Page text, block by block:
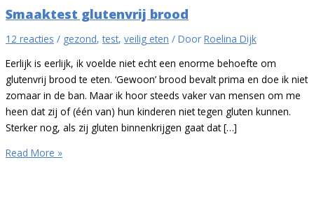
Smaaktest glutenvrij brood
12 reacties / gezond, test, veilig eten / Door Roelina Dijk
Eerlijk is eerlijk, ik voelde niet echt een enorme behoefte om
glutenvrij brood te eten. ‘Gewoon’ brood bevalt prima en doe ik niet
zomaar in de ban. Maar ik hoor steeds vaker van mensen om me
heen dat zij of (één van) hun kinderen niet tegen gluten kunnen.
Sterker nog, als zij gluten binnenkrijgen gaat dat […]
Smaaktest
Read More »